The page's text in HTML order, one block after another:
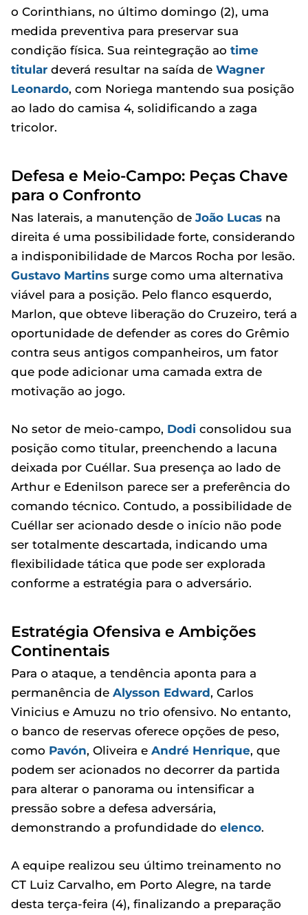
o Corinthians, no último domingo (2), uma
medida preventiva para preservar sua
condição física. Sua reintegração ao time
titular deverá resultar na saída de Wagner
Leonardo, com Noriega mantendo sua posição
ao lado do camisa 4, solidificando a zaga
tricolor.
Defesa e Meio-Campo: Peças Chave
para o Confronto
Nas laterais, a manutenção de João Lucas na
direita é uma possibilidade forte, considerando
a indisponibilidade de Marcos Rocha por lesão.
Gustavo Martins surge como uma alternativa
viável para a posição. Pelo flanco esquerdo,
Marlon, que obteve liberação do Cruzeiro, terá a
oportunidade de defender as cores do Grêmio
contra seus antigos companheiros, um fator
que pode adicionar uma camada extra de
motivação ao jogo.
No setor de meio-campo, Dodi consolidou sua
posição como titular, preenchendo a lacuna
deixada por Cuéllar. Sua presença ao lado de
Arthur e Edenilson parece ser a preferência do
comando técnico. Contudo, a possibilidade de
Cuéllar ser acionado desde o início não pode
ser totalmente descartada, indicando uma
flexibilidade tática que pode ser explorada
conforme a estratégia para o adversário.
Estratégia Ofensiva e Ambições
Continentais
Para o ataque, a tendência aponta para a
permanência de Alysson Edward, Carlos
Vinicius e Amuzu no trio ofensivo. No entanto,
o banco de reservas oferece opções de peso,
como Pavón, Oliveira e André Henrique, que
podem ser acionados no decorrer da partida
para alterar o panorama ou intensificar a
pressão sobre a defesa adversária,
demonstrando a profundidade do elenco.
A equipe realizou seu último treinamento no
CT Luiz Carvalho, em Porto Alegre, na tarde
desta terça-feira (4), finalizando a preparação